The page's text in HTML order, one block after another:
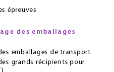
épreuves
des emballages
emballages de transport
grands récipients pour